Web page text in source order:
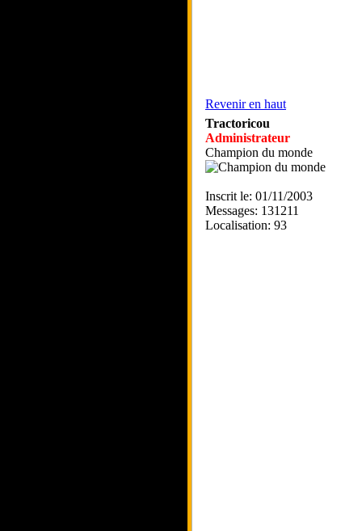
Revenir en haut
Tractoricou
Administrateur
Champion du monde
Inscrit le: 01/11/2003
Messages: 131211
Localisation: 93